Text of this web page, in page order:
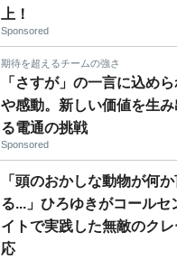
上！
Sponsored
期待を超えるチームの強さ
「さすが」の一言に込め
や感動。新しい価値を生
る電通の挑戦
Sponsored
「頭のおかしな動物が何
る...」ひろゆきがコールセ
イトで実践した無敵のク
応